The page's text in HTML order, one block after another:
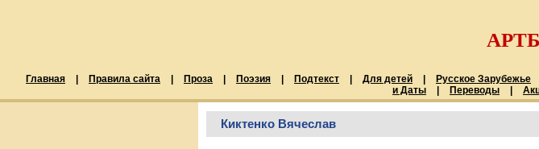
Главная Правила сайта Проза Поэзия Подтекст Для детей Русское Зарубежье
и Даты
Переводы
Киктенко Вячеслав